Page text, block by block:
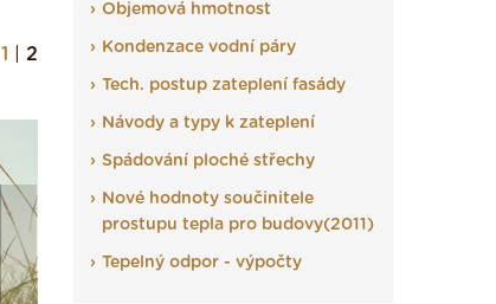
1 2
Vyberte si izolaci a pak
ji tady klidně poptejte ›
Vytvořte si vizualizaci
fasády ›
Objemová hmotnost
Kondenzace vodní páry
Tech. postup zateplení fasády
Návody a typy k zateplení
Spádování ploché střechy
Nové hodnoty součinitele
prostupu tepla pro budovy(2011)
Tepelný odpor - výpočty